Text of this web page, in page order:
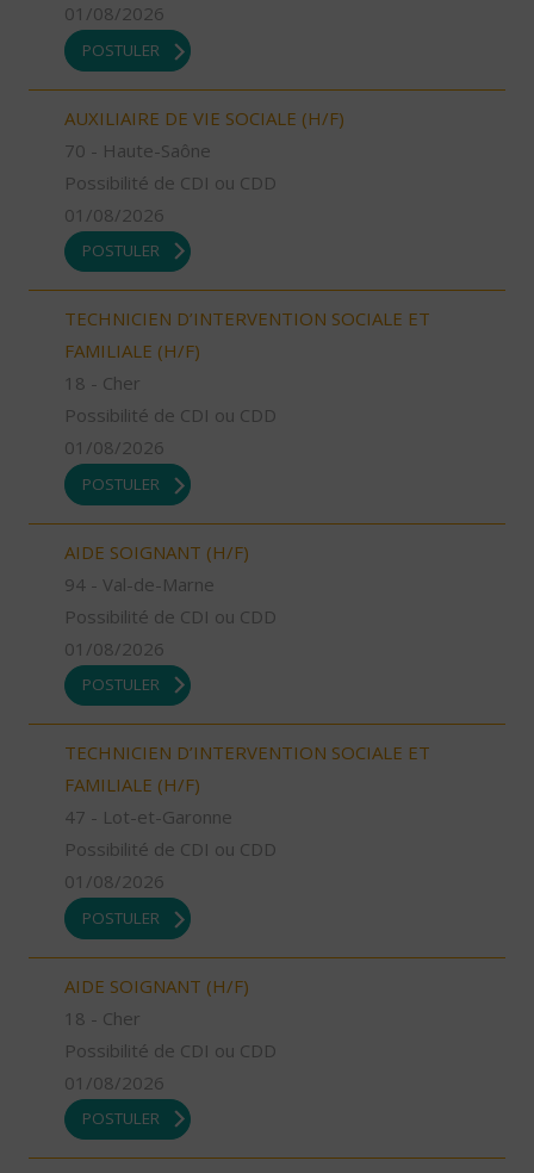
01/08/2026
POSTULER
AUXILIAIRE DE VIE SOCIALE (H/F)
70 - Haute-Saône
Possibilité de CDI ou CDD
01/08/2026
POSTULER
TECHNICIEN D’INTERVENTION SOCIALE ET
FAMILIALE (H/F)
18 - Cher
Possibilité de CDI ou CDD
01/08/2026
POSTULER
AIDE SOIGNANT (H/F)
94 - Val-de-Marne
Possibilité de CDI ou CDD
01/08/2026
POSTULER
TECHNICIEN D’INTERVENTION SOCIALE ET
FAMILIALE (H/F)
47 - Lot-et-Garonne
Possibilité de CDI ou CDD
01/08/2026
POSTULER
AIDE SOIGNANT (H/F)
18 - Cher
Possibilité de CDI ou CDD
01/08/2026
POSTULER